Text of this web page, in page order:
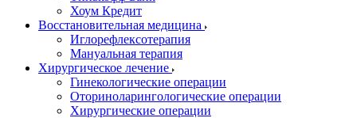
Хоум Кредит
Восстановительная медицина
Иглорефлексотерапия
Мануальная терапия
Хирургическое лечение
Гинекологические операции
Оториноларингологические операции
Хирургические операции